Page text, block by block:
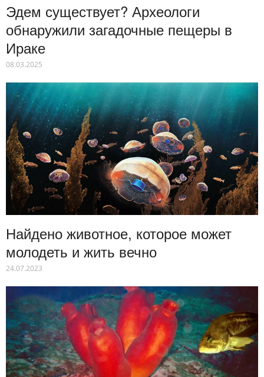
Эдем существует? Археологи
обнаружили загадочные пещеры в
Ираке
08.03.2025
Найдено животное, которое может
молодеть и жить вечно
24.07.2023